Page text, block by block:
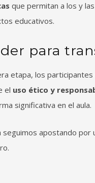
que permitan a los y
educativos.
para
etapa, los
el uso ético y
significativa en el aula.
apostando por